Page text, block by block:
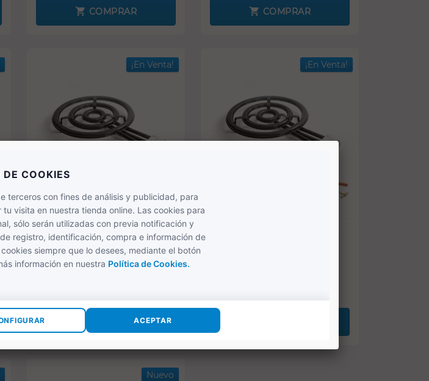
COMPRAR COMPRAR
¡En Venta!
-36,80 € SOLO ONLINE
Paellero de gas 60 cm + Kit
completo de gas
(5)
COMPRAR
¡En Venta!
-53,14 €
Nuevo